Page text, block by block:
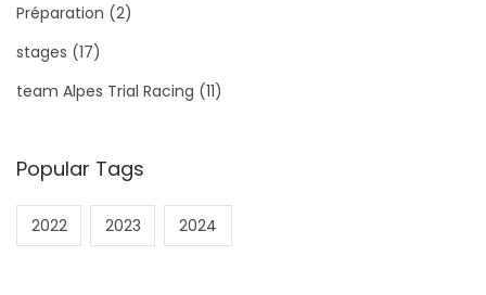
Préparation (2)
stages (17)
team Alpes Trial Racing (11)
Popular Tags
2022 2023 2024